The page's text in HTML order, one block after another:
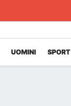
UOMINI SPORT